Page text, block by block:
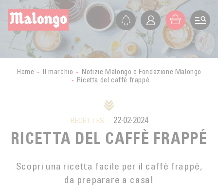
IT FR EN ES
L’AZIENDA
PRESENTAZIONE
PICCOLI PRODUTTORI
GUATEMALA
SVILUPPO SOSTENIBILE
COMMERCIO EQUO E SOLIDALE
ATTIVITÀ
BOUTIQUE
FORMAZIONE
FONDAZIONE
Home Il marchio
Notizie Malongo e Fondazione Malongo
Ricetta del caffè frappé
RECETTES - 22·02·2024
RICETTA DEL CAFFÈ FRAPPÉ
Scopri una ricetta facile per il caffè frappé,
da preparare a casa!